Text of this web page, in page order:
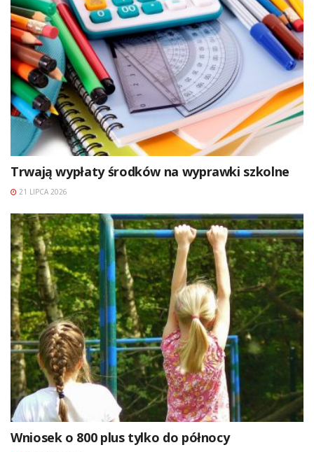
Trwają wypłaty środków na wyprawki szkolne
21 LIPCA 2026
Wniosek o 800 plus tylko do północy